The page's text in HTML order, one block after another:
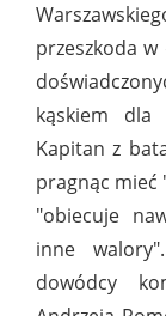
przeszkoda
kąskiem dla
Kapitan z
pragnąc mieć
"obiecuje
inne
dowódcy